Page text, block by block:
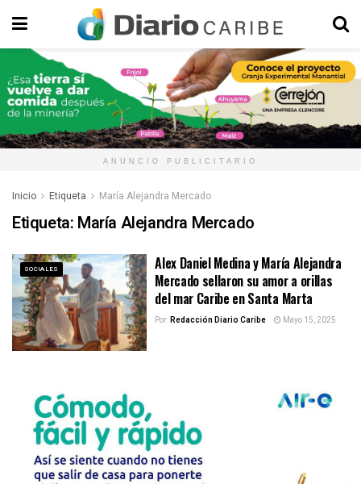
ANUNCIO PUBLICITARIO
Inicio Etiqueta María Alejandra Mercado
Etiqueta: María Alejandra Mercado
SOCIALES
Alex Daniel Medina y María Alejandra
Mercado sellaron su amor a orillas
del mar Caribe en Santa Marta
Por:Redacción Diario Caribe Mayo 15, 2025